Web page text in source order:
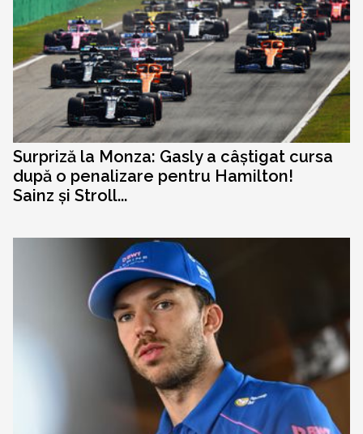
Surpriză la Monza: Gasly a câștigat cursa
după o penalizare pentru Hamilton!
Sainz și Stroll...